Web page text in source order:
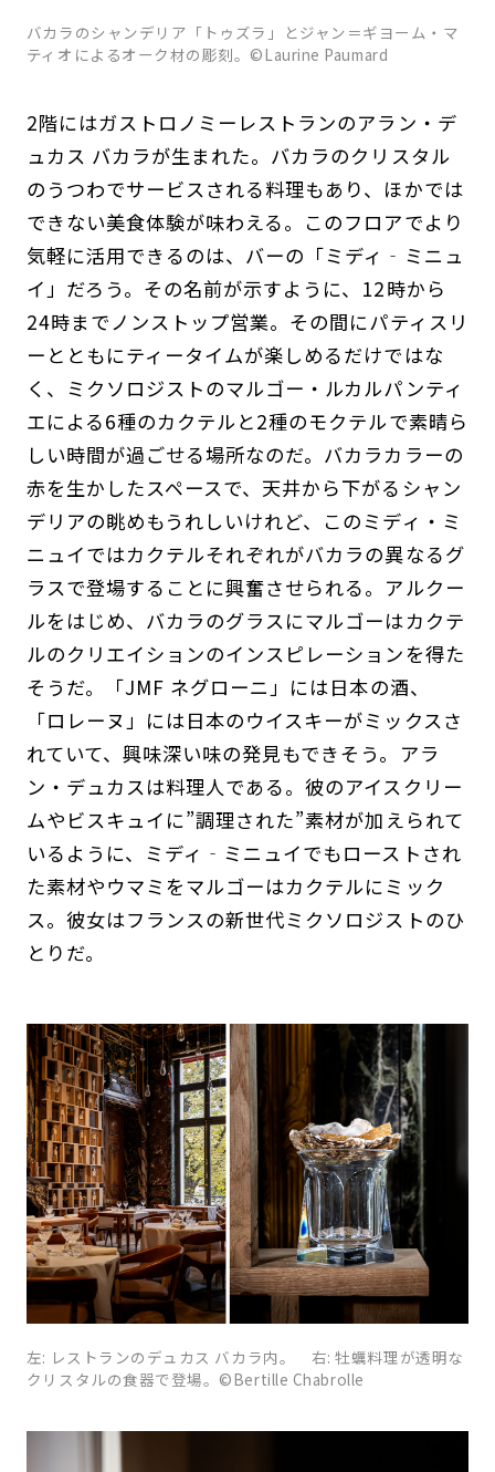
バカラのシャンデリア「トゥズラ」とジャン＝ギヨーム・マ
ティオによるオーク材の彫刻。©Laurine Paumard
2階にはガストロノミーレストランのアラン・デ
ュカス バカラが生まれた。バカラのクリスタル
のうつわでサービスされる料理もあり、ほかでは
できない美食体験が味わえる。このフロアでより
気軽に活用できるのは、バーの「ミディ‐ミニュ
イ」だろう。その名前が示すように、12時から
24時までノンストップ営業。その間にパティスリ
ーとともにティータイムが楽しめるだけではな
く、ミクソロジストのマルゴー・ルカルパンティ
エによる6種のカクテルと2種のモクテルで素晴ら
しい時間が過ごせる場所なのだ。バカラカラーの
赤を生かしたスペースで、天井から下がるシャン
デリアの眺めもうれしいけれど、このミディ・ミ
ニュイではカクテルそれぞれがバカラの異なるグ
ラスで登場することに興奮させられる。アルクー
ルをはじめ、バカラのグラスにマルゴーはカクテ
ルのクリエイションのインスピレーションを得た
そうだ。「JMF ネグローニ」には日本の酒、
「ロレーヌ」には日本のウイスキーがミックスさ
れていて、興味深い味の発見もできそう。アラ
ン・デュカスは料理人である。彼のアイスクリー
ムやビスキュイに”調理された”素材が加えられて
いるように、ミディ‐ミニュイでもローストされ
た素材やウマミをマルゴーはカクテルにミック
ス。彼女はフランスの新世代ミクソロジストのひ
とりだ。
左: レストランのデュカス バカラ内。 右: 牡蠣料理が透明な
クリスタルの食器で登場。©Bertille Chabrolle